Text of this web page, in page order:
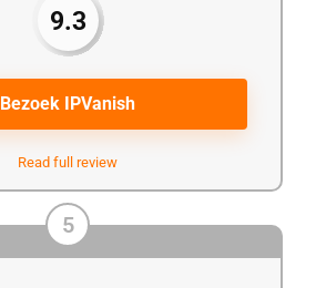
9.3
Bezoek IPVanish
Read full review
5